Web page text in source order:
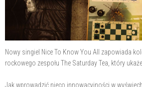
Nowy singiel Nice To Know You All zapowiada
rockowego zespołu The Saturday Tea, który
Jak wprowadzić nieco innowacyjności w